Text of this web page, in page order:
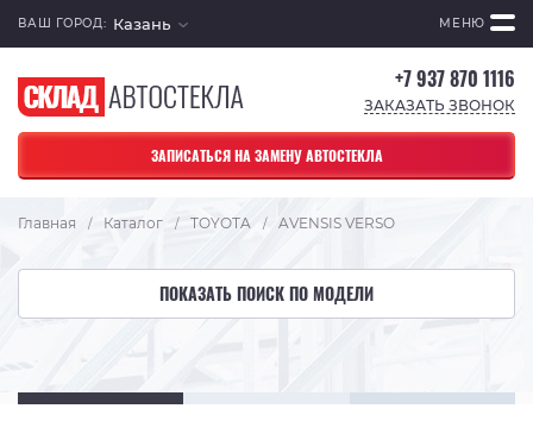
ВАШ ГОРОД: Казань МЕНЮ
+7 937 870 1116
ЗАКАЗАТЬ ЗВОНОК
ЗАПИСАТЬСЯ НА ЗАМЕНУ АВТОСТЕКЛА
Главная / Каталог / TOYOTA / AVENSIS VERSO
ПОКАЗАТЬ ПОИСК ПО МОДЕЛИ